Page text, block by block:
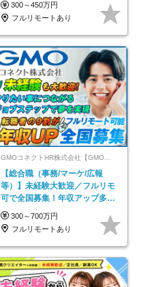
300～450万円
フルリモートあり
GMOコネクトHR株式会社【GMOインターネットグループ】
【総合職（事務/マーケ/広報
等）】未経験大歓迎／フルリモ
可で全国募集！年収アップ多数
★年休最大130日★
300～700万円
フルリモートあり